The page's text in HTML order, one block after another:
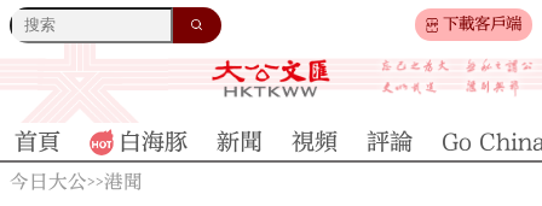
下載客戶端
首頁 白海豚 新聞 視頻 評論 Go
今日大公>>港聞